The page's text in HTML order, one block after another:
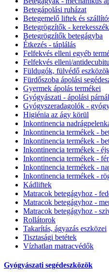
Betegápolási ruházat
Betegemelő liftek és
Betegrögzítők -
Betegrögzítők betegágyba
Étkezés - táplálás
Felfekvés elleni egyéb
Felfekvés elleni/
Füldugók, fülvédő
Fürdőszoba ápolási
Gyermek ápolás termékei
Gyógyászati - ápolási
Gyógyszeradagolók -
Higiénia az ágy körül
Inkontinencia
Inkontinencia termékek -
Inkontinencia termékek -
Inkontinencia termékek -
Inkontinencia termékek -
Inkontinencia termékek -
Inkontinencia termékek -
Kádliftek
Matracok betegágyhoz -
Matracok betegágyhoz -
Matracok betegágyhoz -
Rollátorok
Takarítás, ágyazás eszközei
Tisztasági betétek
Vízhatlan matracvédők
Gyógyászati segédeszközök